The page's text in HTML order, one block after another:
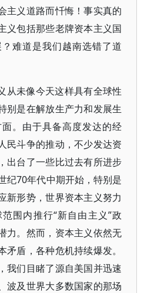
主义道路而忏悔！事实真的
义包括那些老牌资本主义国
难道是我们越南选错了道
从未像今天这样具有全球性
别是在解放生产力和发展生
。由于具备高度发达的经
民斗争的推动，不少发达资
出台了一些比过去有所进步
纪70年代中期开始，特别是
新形势，世界资本主义努力
围内推行“新自由主义”政
力。然而，资本主义依然无
盾，各种危机持续爆发。
我们目睹了源自美国并迅速
波及世界大多数国家的那场